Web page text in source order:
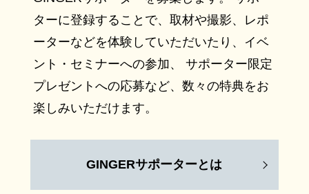
ターに登録することで、取材や撮影、レポ
ーターなどを体験していただいたり、イベ
ント・セミナーへの参加、 サポーター限定
プレゼントへの応募など、数々の特典をお
楽しみいただけます。
GINGERサポーターとは